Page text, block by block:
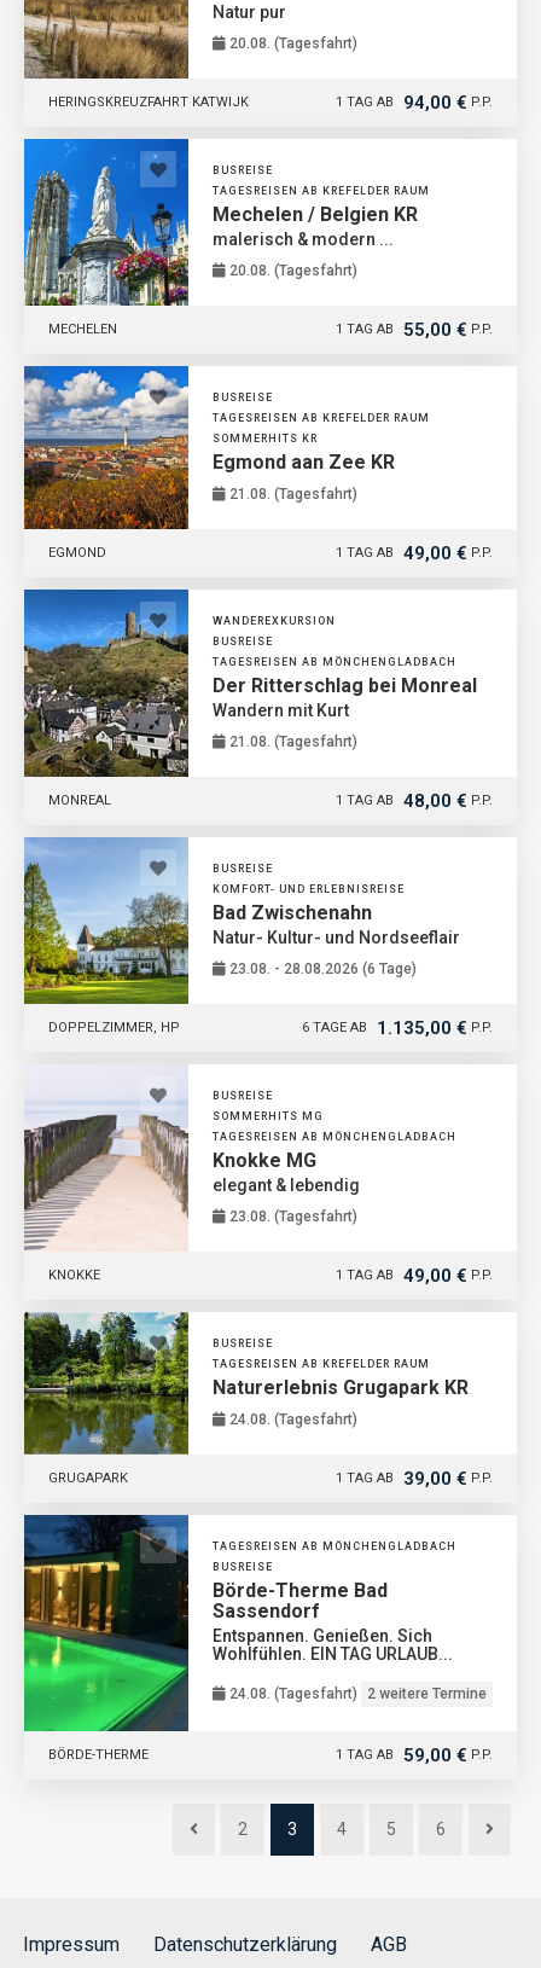
Natur pur
20.08. (Tagesfahrt)
1 TAG AB 94,00 € P.P.
HERINGSKREUZFAHRT KATWIJK
BUSREISE
TAGESREISEN AB KREFELDER RAUM
Mechelen / Belgien KR
malerisch & modern ...
20.08. (Tagesfahrt)
1 TAG AB 55,00 € P.P.
MECHELEN
BUSREISE
TAGESREISEN AB KREFELDER RAUM
SOMMERHITS KR
Egmond aan Zee KR
21.08. (Tagesfahrt)
1 TAG AB 49,00 € P.P.
EGMOND
WANDEREXKURSION
BUSREISE
TAGESREISEN AB MÖNCHENGLADBACH
Der Ritterschlag bei Monreal
Wandern mit Kurt
21.08. (Tagesfahrt)
1 TAG AB 48,00 € P.P.
MONREAL
BUSREISE
KOMFORT- UND ERLEBNISREISE
Bad Zwischenahn
Natur- Kultur- und Nordseeflair
23.08. - 28.08.2026 (6 Tage)
6 TAGE AB 1.135,00 € P.P.
DOPPELZIMMER, HP
BUSREISE
SOMMERHITS MG
TAGESREISEN AB MÖNCHENGLADBACH
Knokke MG
elegant & lebendig
23.08. (Tagesfahrt)
1 TAG AB 49,00 € P.P.
KNOKKE
BUSREISE
TAGESREISEN AB KREFELDER RAUM
Naturerlebnis Grugapark KR
24.08. (Tagesfahrt)
1 TAG AB 39,00 € P.P.
GRUGAPARK
TAGESREISEN AB MÖNCHENGLADBACH
BUSREISE
Börde-Therme Bad
Sassendorf
Entspannen. Genießen. Sich
Wohlfühlen. EIN TAG URLAUB...
24.08. (Tagesfahrt) 2 weitere Termine
1 TAG AB 59,00 € P.P.
BÖRDE-THERME
2 3 4 5 6
Impressum Datenschutzerklärung AGB